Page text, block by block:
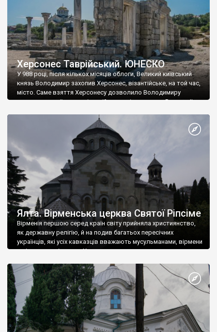
Херсонес Таврійський. ЮНЕСКО
У 988 році, після кількох місяців облоги, Великий київський
князь Володимир захопив Херсонес, візантійське, на той час,
місто. Саме взяття Херсонесу дозволило Володимиру
диктувати свої умови візантійському імператору Василю ІІ, та
Херсонесі Володимир-язичник, став Василем-християнином.
А потім було Хрещення Русі. На честь Херсонесу Таврійського
Ялта. Вірменська церква Святої Ріпсіме
Вірменія першою серед країн світу прийняла християнство,
як державну релігію, й на подив багатьох пересічних
українців, які усіх кавказців вважають мусульманами, вірмени
є відданими вірянами Христа